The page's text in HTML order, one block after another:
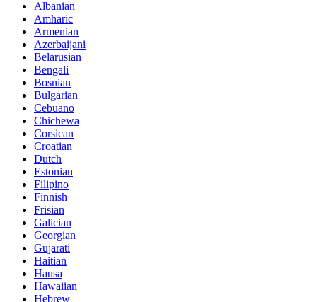
Albanian
Amharic
Armenian
Azerbaijani
Belarusian
Bengali
Bosnian
Bulgarian
Cebuano
Chichewa
Corsican
Croatian
Dutch
Estonian
Filipino
Finnish
Frisian
Galician
Georgian
Gujarati
Haitian
Hausa
Hawaiian
Hebrew